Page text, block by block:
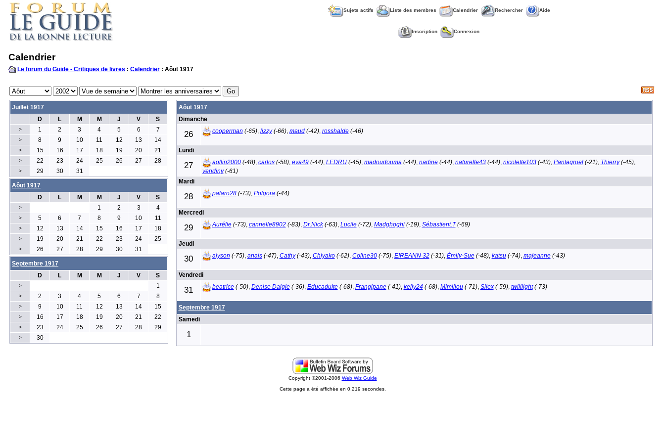
Sujets actifs Liste des membres Calendrier Rechercher Aide
Inscription Connexion
Calendrier
Le forum du Guide - Critiques de livres : Calendrier: Aôut 1917
Juillet 1917
D
L M M J V S
> 1 2 3 4 5 6 7
> 8 9 10 11 12 13 14
> 15 16 17 18 19 20 21
> 22 23 24 25 26 27 28
> 29 30 31
Aôut 1917
Dimanche
26 cooperman (-65), lizzy(-66), maud(-42), rosshalde(-46)
Lundi
27 aollin2000(-48), carlos(-58), eva49(-44), LEDRU(-45), madoudouma (-44), nadine(-44), naturelle43(-44), nicolette103(-43), Pantagruel(-21), Thierry(-45),
vendiny(-61)
Mardi
28 palaro28(-73), Polgora (-44)
Mercredi
29 Aurélie(-73), cannelle8902(-83), Dr.Nick(-63), Lucile(-72), Madghoghi(-19), Sébastient.T(-69)
Jeudi
30 alyson (-75), anais(-47), Cathy(-43), Chiyako(-62), Coline30(-75), EIREANN 32(-31), Émily-Sue(-48), katsu(-74), majeanne(-43)
Vendredi
31 beatrice(-50), Denise Daigle(-36), Educadulte(-68), Frangipane(-41), kelly24(-68), Mimillou(-71), Silex(-59), twiliiight(-73)
Septembre 1917
Samedi
1
Aôut 1917
D
L M M J V S
> 1 2 3 4
> 5 6 7 8 9 10 11
> 12 13 14 15 16 17 18
> 19 20 21 22 23 24 25
> 26 27 28 29 30 31
Septembre 1917
D
L M M J V S
> 1
> 2 3 4 5 6 7 8
> 9 10 11 12 13 14 15
> 16 17 18 19 20 21 22
> 23 24 25 26 27 28 29
> 30
Copyright ©2001-2006 Web Wiz Guide
Cette page a été affichée en 0.219 secondes.